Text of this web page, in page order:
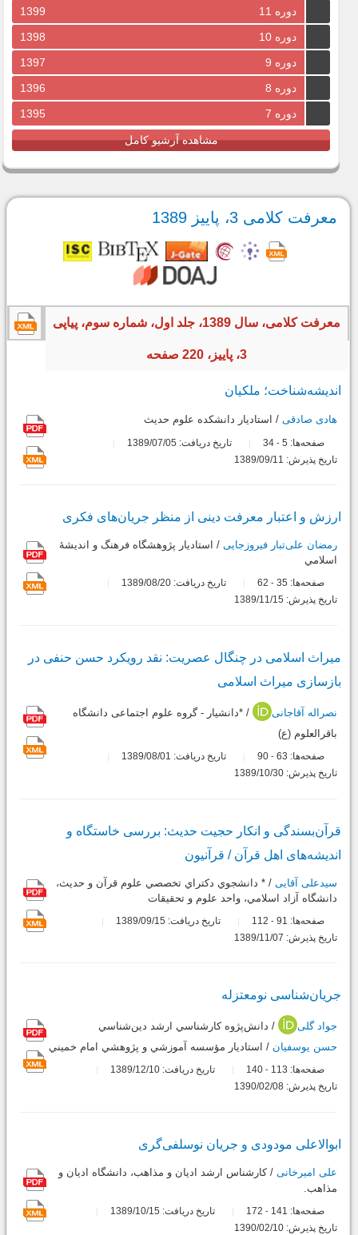
دوره 11
1399
دوره 10
1398
دوره 9
1397
دوره 8
1396
دوره 7
1395
مشاهده آرشیو کامل
معرفت کلامی 3، پاییز 1389
معرفت کلامی، سال 1389، جلد اول، شماره سوم، پیاپی
3، پاییز، 220 صفحه
اندیشه‌شناخت؛ ملکیان
هادی صادقی / استاديار دانشكده علوم حديث
صفحه‌ها: 5
-
تاریخ دریافت: 1389/07/05
تاریخ پذیرش: 1389/09/11
ارزش و اعتبار معرفت دینی از منظر جریان‌های فکری
رمضان علی‌تبار فیروزجایی / استاديار پژوهشگاه فرهنگ و انديشۀ
اسلامي
صفحه‌ها: 35
-
تاریخ دریافت: 1389/08/20
تاریخ پذیرش: 1389/11/15
میراث اسلامی در چنگال عصریت: نقد رویکرد حسن حنفی در
بازسازی میراث اسلامی
نصراله آقاجانی
/ *دانشیار - گروه علوم اجتماعی دانشگاه
باقرالعلوم (ع)
صفحه‌ها: 63
-
تاریخ دریافت: 1389/08/01
تاریخ پذیرش: 1389/10/30
قرآن‌بسندگی و انکار حجیت حدیث: بررسی خاستگاه و
اندیشه‌های اهل قرآن / قرآنیون
سیدعلی آقایی / * دانشجوي دکتراي تخصصي علوم قرآن و حديث،
دانشگاه آزاد اسلامي، واحد علوم و تحقيقات
صفحه‌ها: 91
-
تاریخ دریافت: 1389/09/15
تاریخ پذیرش: 1389/11/07
جریان‌شناسی نومعتزله
جواد گلی
/ دانش‌پژوه کارشناسي ارشد دين‌‌‌‌‌‌‌‌‌‌‌‌‌‌‌‌‌‌شناسي
حسن یوسفیان / استاديار مؤسسه آموزشي و پژوهشي امام خميني
صفحه‌ها: 113
-
تاریخ دریافت: 1389/12/10
تاریخ پذیرش: 1390/02/08
ابوالاعلی مودودی و جریان نوسلفی‌گری
علی امیرخانی / کارشناس ارشد اديان و مذاهب، دانشگاه اديان و
مذاهب.
صفحه‌ها: 141
-
تاریخ دریافت: 1389/10/15
تاریخ پذیرش: 1390/02/10